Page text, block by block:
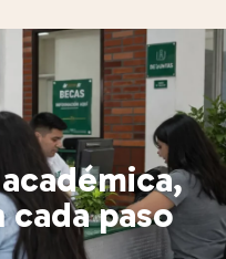
cada paso